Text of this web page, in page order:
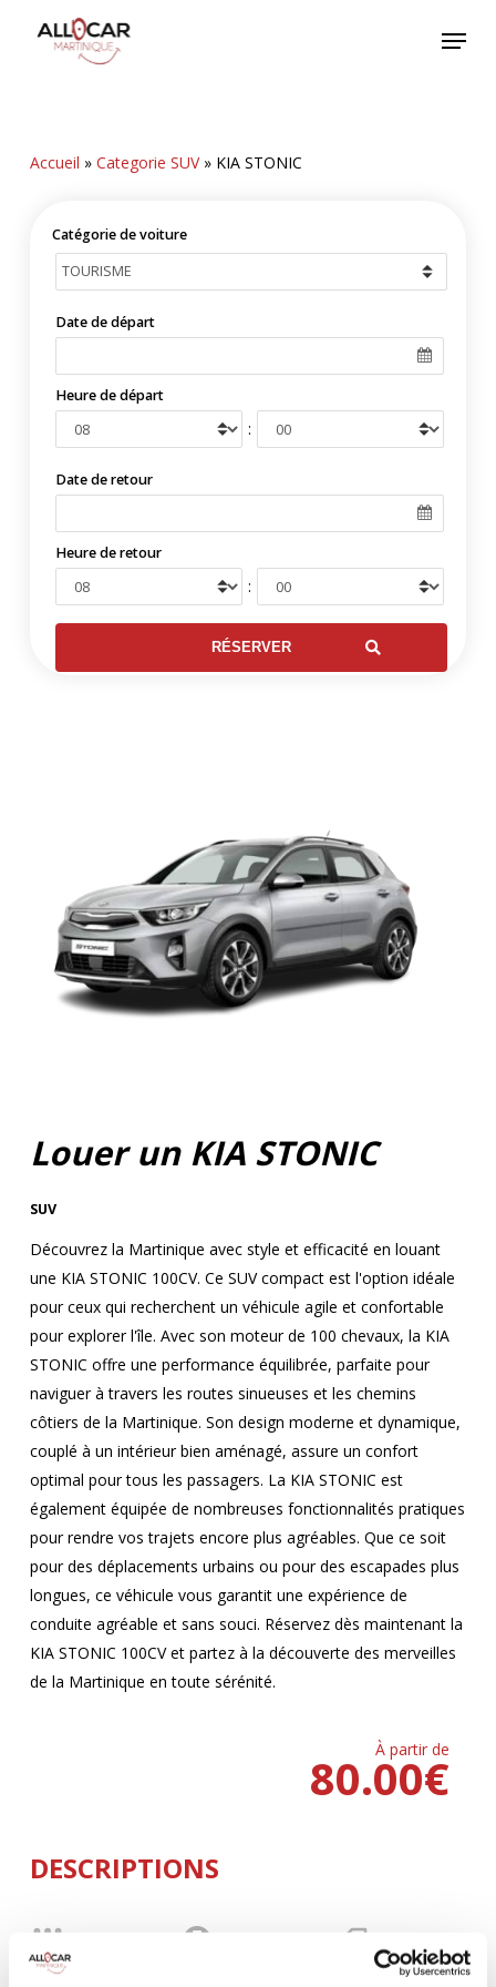
Menu
Accueil » Categorie SUV» KIA STONIC
Catégorie de voiture
Date de départ
Heure de départ
:
Date de retour
Heure de retour
:
Louer un KIA STONIC
SUV
Découvrez la Martinique avec style et efficacité en louant
une KIA STONIC 100CV. Ce SUV compact est l'option idéale
pour ceux qui recherchent un véhicule agile et confortable
pour explorer l'île. Avec son moteur de 100 chevaux, la KIA
STONIC offre une performance équilibrée, parfaite pour
naviguer à travers les routes sinueuses et les chemins
côtiers de la Martinique. Son design moderne et dynamique,
couplé à un intérieur bien aménagé, assure un confort
optimal pour tous les passagers. La KIA STONIC est
également équipée de nombreuses fonctionnalités pratiques
pour rendre vos trajets encore plus agréables. Que ce soit
pour des déplacements urbains ou pour des escapades plus
longues, ce véhicule vous garantit une expérience de
conduite agréable et sans souci. Réservez dès maintenant la
KIA STONIC 100CV et partez à la découverte des merveilles
de la Martinique en toute sérénité.
À partir de
€
80.00
DESCRIPTIONS
100 CV